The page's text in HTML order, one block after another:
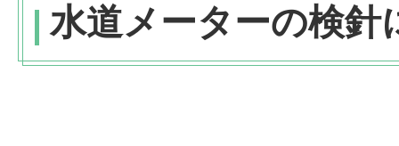
水道メーターの検針